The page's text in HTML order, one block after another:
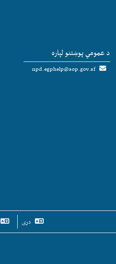
د عمومي پوښتنو لپاره
npd.egphelp@aop.gov.af
دری